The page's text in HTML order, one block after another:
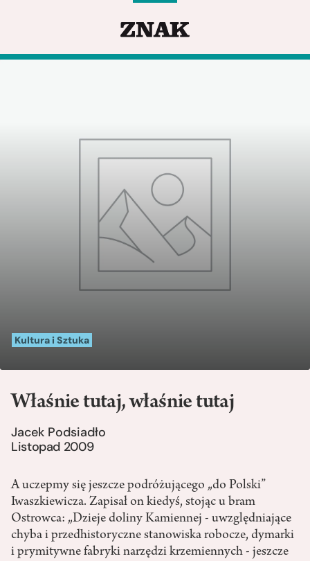
Kultura i Sztuka
Właśnie tutaj, właśnie tutaj
Jacek Podsiadło
Listopad 2009
A uczepmy się jeszcze podróżującego „do Polski”
Iwaszkiewicza. Zapisał on kiedyś, stojąc u bram
Ostrowca: „Dzieje doliny Kamiennej - uwzględniające
chyba i przedhistoryczne stanowiska robocze, dymarki
i prymitywne fabryki narzędzi krzemiennych - jeszcze